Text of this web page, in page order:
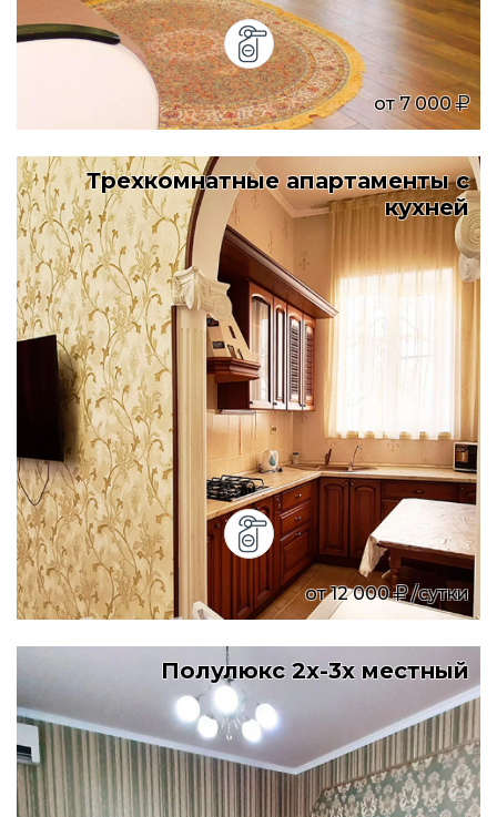
от 7 000
Трехкомнатные апартаменты с
кухней
от 12 000 /сутки
Полулюкс 2х-3х местный